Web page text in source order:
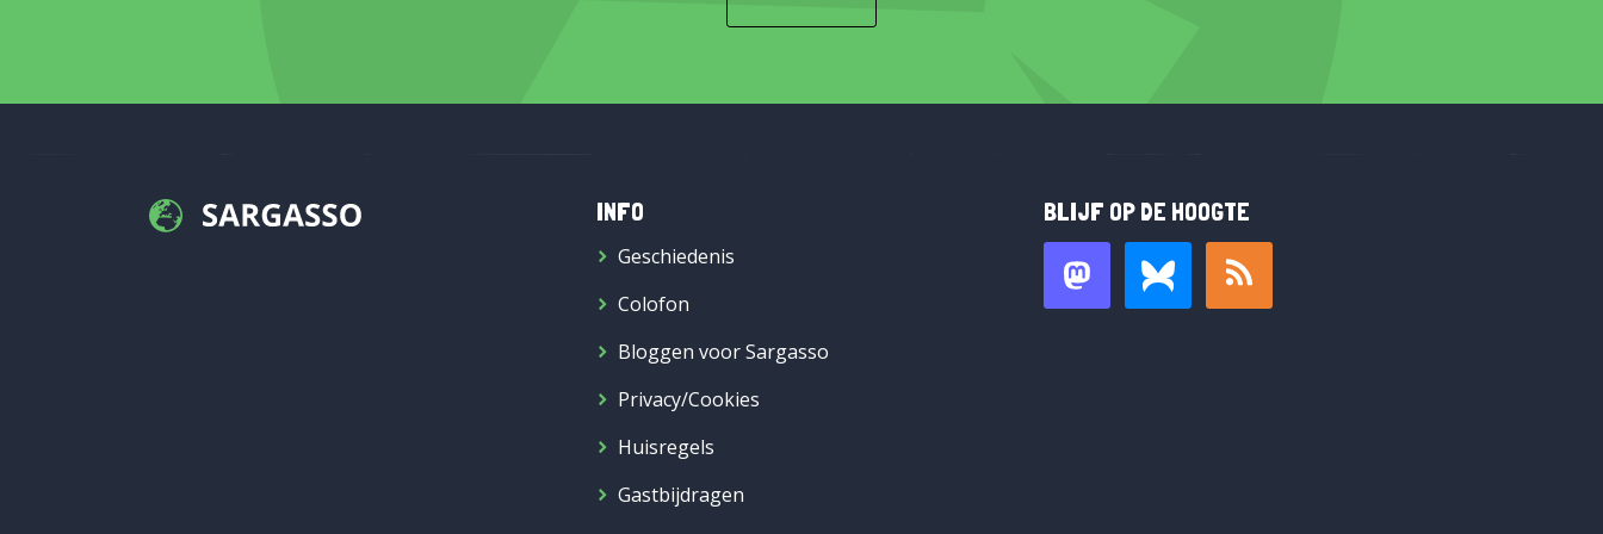
INFO
Geschiedenis
Colofon
Bloggen voor Sargasso
Privacy/Cookies
Huisregels
Gastbijdragen
BLIJF OP DE HOOGTE